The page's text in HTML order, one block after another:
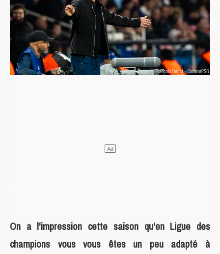
On a l'impression cette saison qu'en Ligue des
champions vous vous êtes un peu adapté à